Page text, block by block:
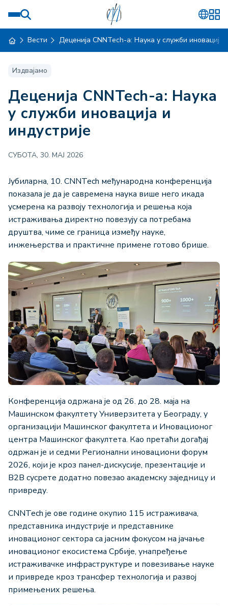
Вести Деценија CNNTech-а: Наука у служби иновација
Издвајамо
Деценија CNNTech-а: Наука
у служби иновација и
индустрије
СУБОТА, 30. МАЈ 2026
Јубиларна, 10. CNNTech међународна конференција
показала је да је савремена наука више него икада
усмерена ка развоју технологија и решења која
истраживања директно повезују са потребама
друштва, чиме се граница између науке,
инжењерства и практичне примене готово брише.
Конференција одржана је од 26. до 28. маја на
Машинском факултету Универзитета у Београду, у
организацији Машинског факултета и Иновационог
центра Машинског факултета. Као претаћи догађај
одржан је и седми Регионални иновациони форум
2026, који је кроз панел-дискусије, презентације и
B2B сусрете додатно повезао академску заједницу и
привреду.
CNNTech је ове године окупио 115 истраживача,
представника индустрије и представнике
иновационог сектора са јасним фокусом на јачање
иновационог екосистема Србије, унапређење
истраживачке инфраструктуре и повезивање науке
и привреде кроз трансфер технологија и развој
примењених решења.